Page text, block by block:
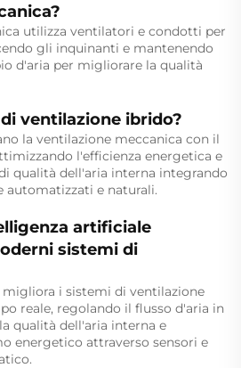
utilizza ventilatori e condotti per
gli inquinanti e mantenendo
d'aria per migliorare la qualità
ventilazione ibrido?
la ventilazione meccanica con il
l'efficienza energetica e
qualità dell'aria interna integrando
automatizzati e naturali.
artificiale
sistemi di
i sistemi di ventilazione
reale, regolando il flusso d'aria in
qualità dell'aria interna e
energetico attraverso sensori e